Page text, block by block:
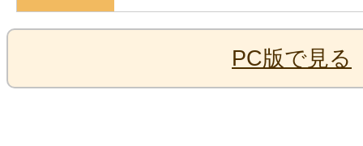
PC版で見る